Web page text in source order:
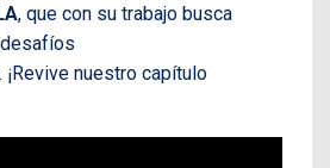
, que con su trabajo busca
nuestro capítulo